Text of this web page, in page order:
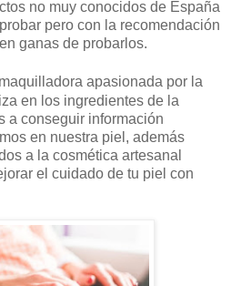
no muy conocidos de España
pero con la recomendación
ganas de probarlos.
apasionada por la
en los ingredientes de la
a conseguir información
en nuestra piel, además
a la cosmética artesanal
el cuidado de tu piel con